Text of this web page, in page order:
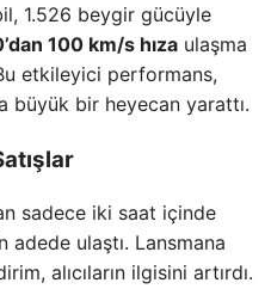
1.526 beygir gücüyle
100 km/s hıza ulaşma
etkileyici performans,
büyük bir heyecan yarattı.
sadece iki saat içinde
adede ulaştı. Lansmana
alıcıların ilgisini artırdı.